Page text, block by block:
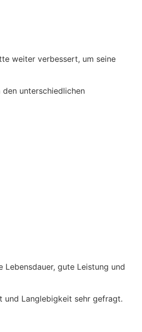
weiter verbessert, um seine
unterschiedlichen
gute Leistung und
und Langlebigkeit sehr gefragt.